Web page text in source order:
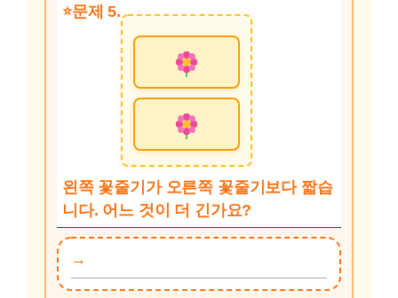
문제 5.
왼쪽 꽃줄기가 오른쪽 꽃줄기보다 짧습
니다. 어느 것이 더 긴가요?